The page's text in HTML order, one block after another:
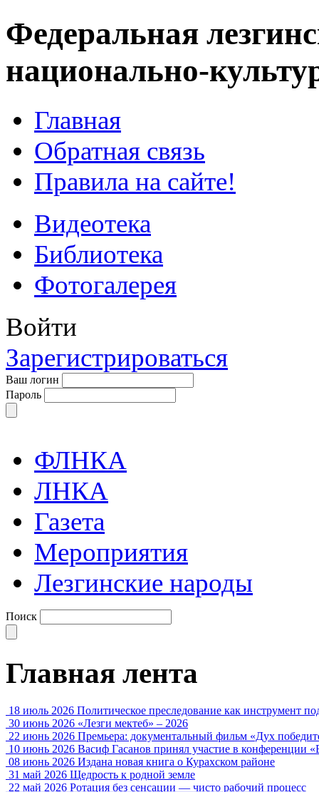
Федеральная
национально-
Главная
Обратная связь
Правила на сайте!
Видеотека
Библиотека
Фотогалерея
Войти
Зарегистрироваться
Ваш логин
Пароль
ФЛНКА
ЛНКА
Газета
Мероприятия
Лезгинские народы
Поиск
Главная лента
18 июль 2026 Политическое преследование как инструмент
30 июнь 2026 «Лезги мектеб» – 2026
22 июнь 2026 Премьера: документальный фильм «Дух
10 июнь 2026 Васиф Гасанов принял участие в конференции
08 июнь 2026 Издана новая книга о Курахском районе
31 май 2026 Щедрость к родной земле
22 май 2026 Ротация без сенсации — чисто рабочий процесс